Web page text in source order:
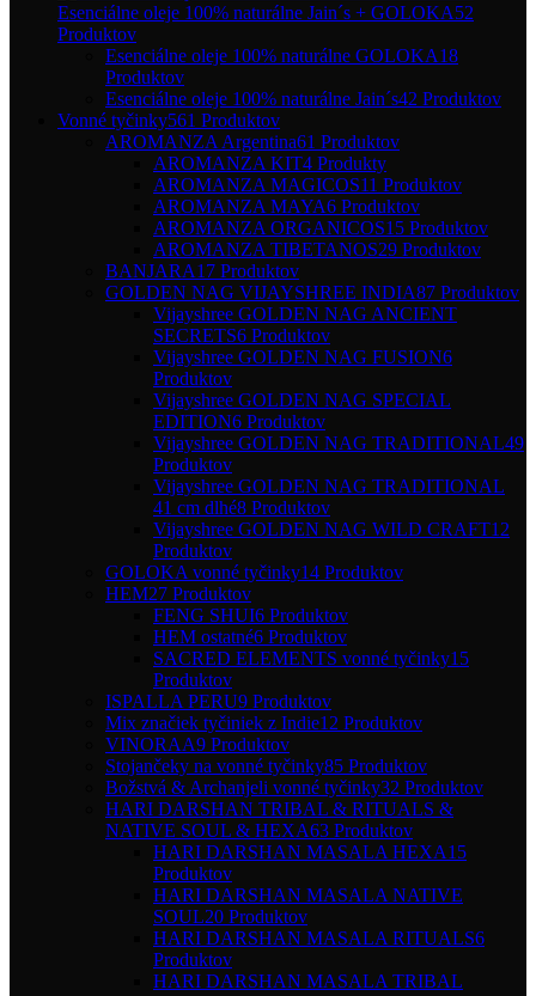
Esenciálne oleje 100% naturálne Jain´s + GOLOKA52
Produktov
Esenciálne oleje 100% naturálne GOLOKA18
Produktov
Esenciálne oleje 100% naturálne Jain´s42 Produktov
Vonné tyčinky561 Produktov
AROMANZA Argentina61 Produktov
AROMANZA KIT4 Produkty
AROMANZA MAGICOS11 Produktov
AROMANZA MAYA6 Produktov
AROMANZA ORGANICOS15 Produktov
AROMANZA TIBETANOS29 Produktov
BANJARA17 Produktov
GOLDEN NAG VIJAYSHREE INDIA87 Produktov
Vijayshree GOLDEN NAG ANCIENT
SECRETS6 Produktov
Vijayshree GOLDEN NAG FUSION6
Produktov
Vijayshree GOLDEN NAG SPECIAL
EDITION6 Produktov
Vijayshree GOLDEN NAG TRADITIONAL49
Produktov
Vijayshree GOLDEN NAG TRADITIONAL
41 cm dlhé8 Produktov
Vijayshree GOLDEN NAG WILD CRAFT12
Produktov
GOLOKA vonné tyčinky14 Produktov
HEM27 Produktov
FENG SHUI6 Produktov
HEM ostatné6 Produktov
SACRED ELEMENTS vonné tyčinky15
Produktov
ISPALLA PERU9 Produktov
Mix značiek tyčiniek z Indie12 Produktov
VINORAA9 Produktov
Stojančeky na vonné tyčinky85 Produktov
Božstvá & Archanjeli vonné tyčinky32 Produktov
HARI DARSHAN TRIBAL & RITUALS &
NATIVE SOUL & HEXA63 Produktov
HARI DARSHAN MASALA HEXA15
Produktov
HARI DARSHAN MASALA NATIVE
SOUL20 Produktov
HARI DARSHAN MASALA RITUALS6
Produktov
HARI DARSHAN MASALA TRIBAL